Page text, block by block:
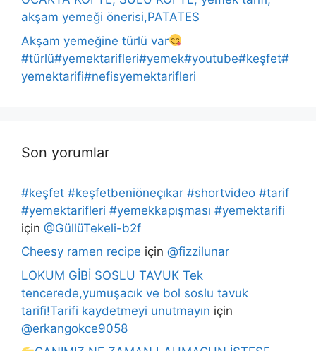
akşam yemeği önerisi,PATATES
Akşam yemeğine türlü var
#türlü#yemektarifleri#yemek#youtube#keşfet#
yemektarifi#nefisyemektarifleri
Son yorumlar
#keşfet #keşfetbeniöneçıkar #shortvideo #tarif
#yemektarifleri #yemekkapışması #yemektarifi
için @GüllüTekeli-b2f
Cheesy ramen recipe için @fizzilunar
LOKUM GİBİ SOSLU TAVUK Tek
tencerede,yumuşacık ve bol soslu tavuk
tarifi!Tarifi kaydetmeyi unutmayın için
@erkangokce9058